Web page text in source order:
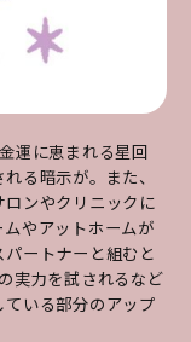
運に恵まれる星回
る暗示が。また、
ンやクリニックに
やアットホームが
ートナーと組むと
実力を試されるなど
いる部分のアップ